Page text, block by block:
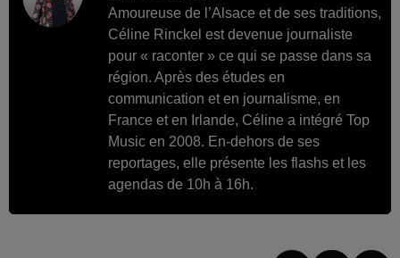
Amoureuse de l’Alsace et de ses traditions,
Céline Rinckel est devenue journaliste
pour « raconter » ce qui se passe dans sa
région. Après des études en
communication et en journalisme, en
France et en Irlande, Céline a intégré Top
Music en 2008. En-dehors de ses
reportages, elle présente les flashs et les
agendas de 10h à 16h.